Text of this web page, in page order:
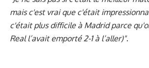
mais c'est vrai que c'était
c'était plus difficile à Madrid parce
Real l’avait emporté 2-1 à l’aller)".